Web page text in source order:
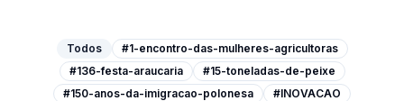
Todos
#1-encontro-das-mulheres-agricultoras
#136-festa-araucaria
#15-toneladas-de-peixe
#150-anos-da-imigracao-polonesa
#INOVACAO